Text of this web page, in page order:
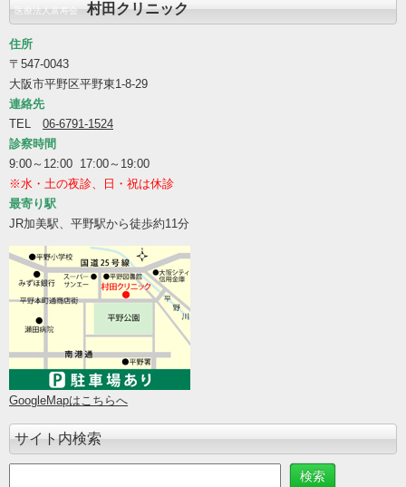
医療法人富寿会村田クリニック
住所
〒547-0043
大阪市平野区平野東1-8-29
連絡先
TEL 06-6791-1524
診察時間
9:00～12:00 17:00～19:00
※水・土の夜診、日・祝は休診
最寄り駅
JR加美駅、平野駅から徒歩約11分
GoogleMapはこちらへ
サイト内検索